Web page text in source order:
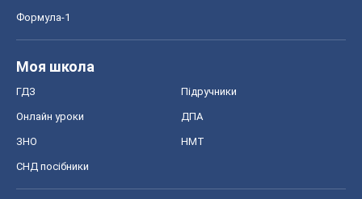
Формула-1
Моя школа
ГДЗ Підручники
Онлайн уроки ДПА
ЗНО НМТ
СНД посібники